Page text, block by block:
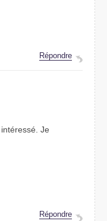
Répondre
Je
Répondre